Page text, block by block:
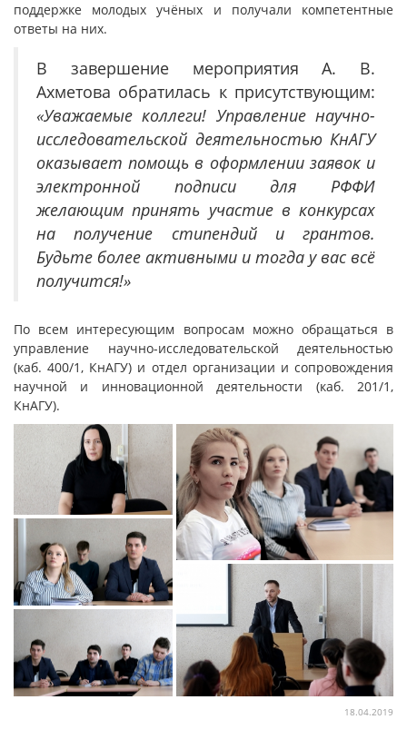
поддержке молодых учёных и получали компетентные
ответы на них.
В завершение мероприятия А. В.
Ахметова обратилась к присутствующим:
«Уважаемые коллеги! Управление научно-
исследовательской деятельностью КнАГУ
оказывает помощь в оформлении заявок и
электронной подписи для РФФИ
желающим принять участие в конкурсах
на получение стипендий и грантов.
Будьте более активными и тогда у вас всё
получится!»
По всем интересующим вопросам можно обращаться в
управление научно-исследовательской деятельностью
(каб. 400/1, КнАГУ) и отдел организации и сопровождения
научной и инновационной деятельности (каб. 201/1,
КнАГУ).
18.04.2019